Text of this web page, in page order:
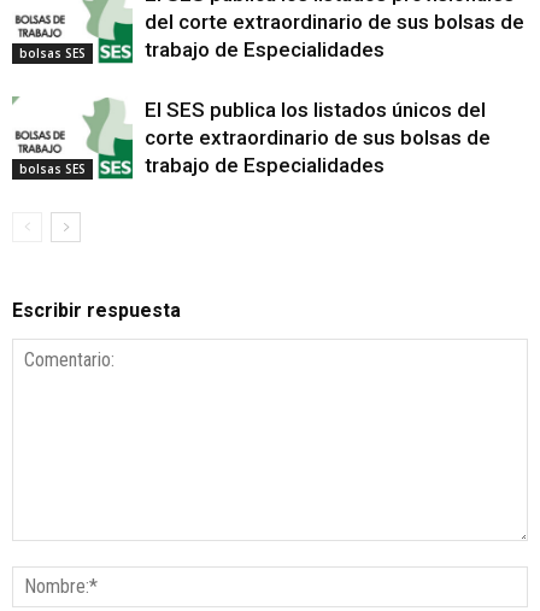
bolsas SES
del corte extraordinario de sus bolsas de
trabajo de Especialidades
bolsas SES
El SES publica los listados únicos del
corte extraordinario de sus bolsas de
trabajo de Especialidades
Escribir respuesta